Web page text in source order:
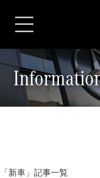
「新車」記事一覧